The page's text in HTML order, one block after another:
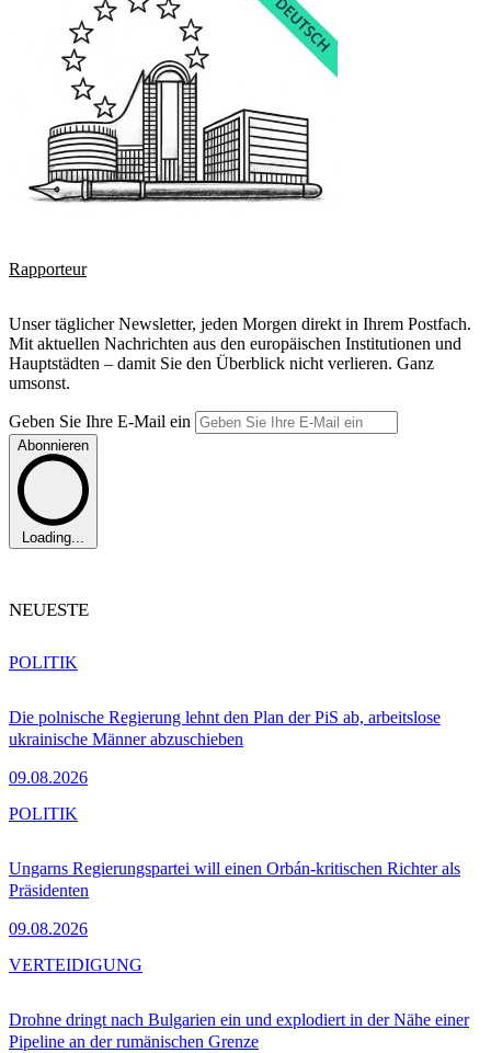
Rapporteur
Unser täglicher Newsletter, jeden Morgen direkt in Ihrem Postfach.
Mit aktuellen Nachrichten aus den europäischen Institutionen und
Hauptstädten – damit Sie den Überblick nicht verlieren. Ganz
umsonst.
Geben Sie Ihre E-Mail ein
Abonnieren
Loading...
NEUESTE
Die polnische Regierung lehnt den Plan der PiS ab, arbeitslose
ukrainische Männer abzuschieben
09.08.2026
POLITIK
Ungarns Regierungspartei will einen Orbán-kritischen Richter als
Präsidenten
09.08.2026
POLITIK
Drohne dringt nach Bulgarien ein und explodiert in der Nähe einer
Pipeline an der rumänischen Grenze
VERTEIDIGUNG